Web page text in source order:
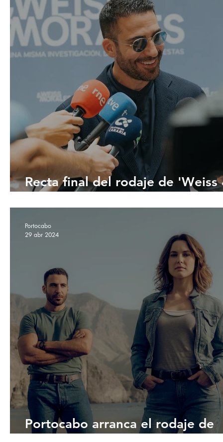
Recta final del rodaje de 'Weiss
Portocabo arranca el rodaje de
Portocabo
29 abr 2024